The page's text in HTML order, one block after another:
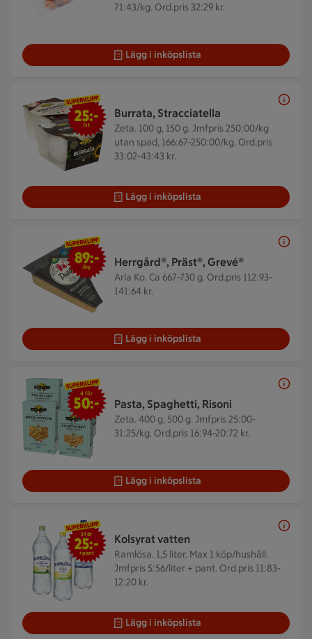
71:43/kg. Ord.pris 32:29 kr.
Lägg i inköpslista
Burrata, Stracciatella
Zeta. 100 g, 150 g. Jmfpris 250:00/kg
utan spad, 166:67-250:00/kg. Ord.pris
33:02-43:43 kr.
25 kr/st
25:-
/st
Lägg i inköpslista
Herrgård®, Präst®, Grevé®
Arla Ko. Ca 667-730 g. Ord.pris 112:93-
141:64 kr.
89 kr/kg
89:-
/kg
Lägg i inköpslista
Pasta, Spaghetti, Risoni
Zeta. 400 g, 500 g. Jmfpris 25:00-
31:25/kg. Ord.pris 16:94-20:72 kr.
4 för 50 kr
4 för
50:-
Lägg i inköpslista
Kolsyrat vatten
Ramlösa. 1,5 liter. Max 1 köp/hushåll.
Jmfpris 5:56/liter + pant. Ord.pris 11:83-
12:20 kr.
3 för 25 kr
3 för
25:-
+pant
Lägg i inköpslista